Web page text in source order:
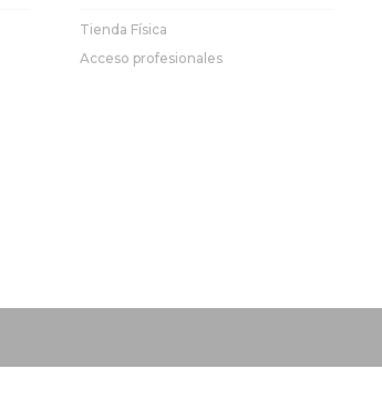
Tienda Física
Acceso profesionales